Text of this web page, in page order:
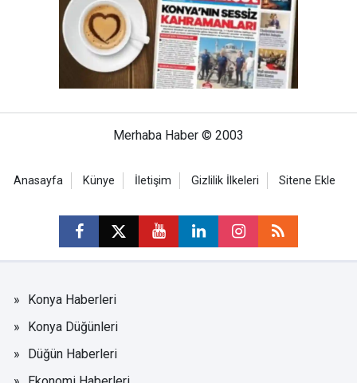
Merhaba Haber © 2003
Anasayfa Künye İletişim Gizlilik İlkeleri Sitene Ekle
Konya Haberleri
Konya Düğünleri
Düğün Haberleri